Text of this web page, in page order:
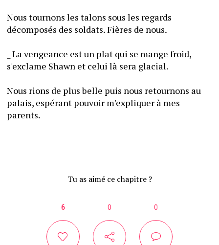
Nous tournons les talons sous les regards
décomposés des soldats. Fières de nous.
_ La vengeance est un plat qui se mange froid,
s'exclame Shawn et celui là sera glacial.
Nous rions de plus belle puis nous retournons au
palais, espérant pouvoir m'expliquer à mes
parents.
Tu as aimé ce chapitre ?
6 0 0